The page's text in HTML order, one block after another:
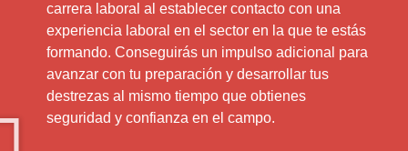
carrera laboral al establecer contacto con una
experiencia laboral en el sector en la que te estás
formando. Conseguirás un impulso adicional para
avanzar con tu preparación y desarrollar tus
destrezas al mismo tiempo que obtienes
seguridad y confianza en el campo.